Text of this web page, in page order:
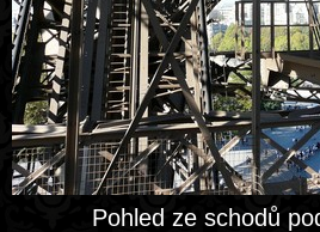
Pohled ze schodů